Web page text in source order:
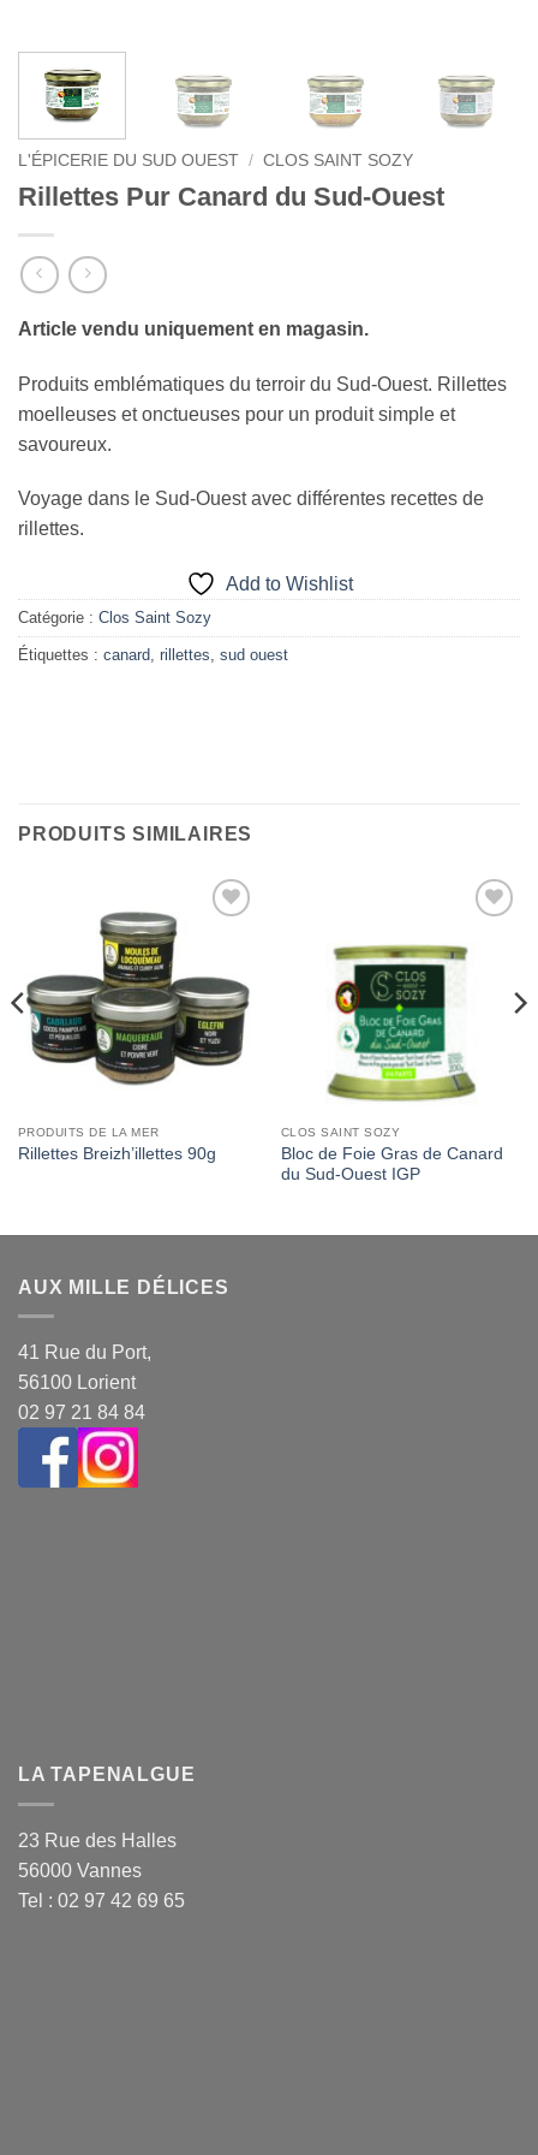
L'ÉPICERIE DU SUD OUEST / CLOS SAINT SOZY
Rillettes Pur Canard du Sud-Ouest
Article vendu uniquement en magasin.
Produits emblématiques du terroir du Sud-Ouest. Rillettes
moelleuses et onctueuses pour un produit simple et
savoureux.
Voyage dans le Sud-Ouest avec différentes recettes de
rillettes.
Add to Wishlist
Catégorie : Clos Saint Sozy
Étiquettes : canard, rillettes, sud ouest
PRODUITS SIMILAIRES
PRODUITS DE LA MER
Rillettes Breizh’illettes 90g
Wishlist
CLOS SAINT SOZY
Bloc de Foie Gras de Canard
du Sud-Ouest IGP
AUX MILLE DÉLICES
41 Rue du Port,
56100 Lorient
02 97 21 84 84
LA TAPENALGUE
23 Rue des Halles
56000 Vannes
Tel : 02 97 42 69 65